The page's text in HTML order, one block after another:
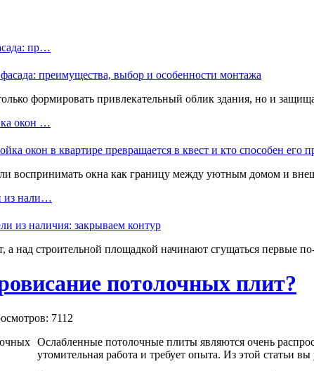
пр…
формировать привлекательный облик здания, но и
окон …
воспринимать окна как границу между уютным домом и
из нали…
а над строительной площадкой начинают сгущаться первые
потолочных плит?
7112
Ослабленные потолочные плиты являются очень
утомительная работа и требует опыта. Из этой статьи